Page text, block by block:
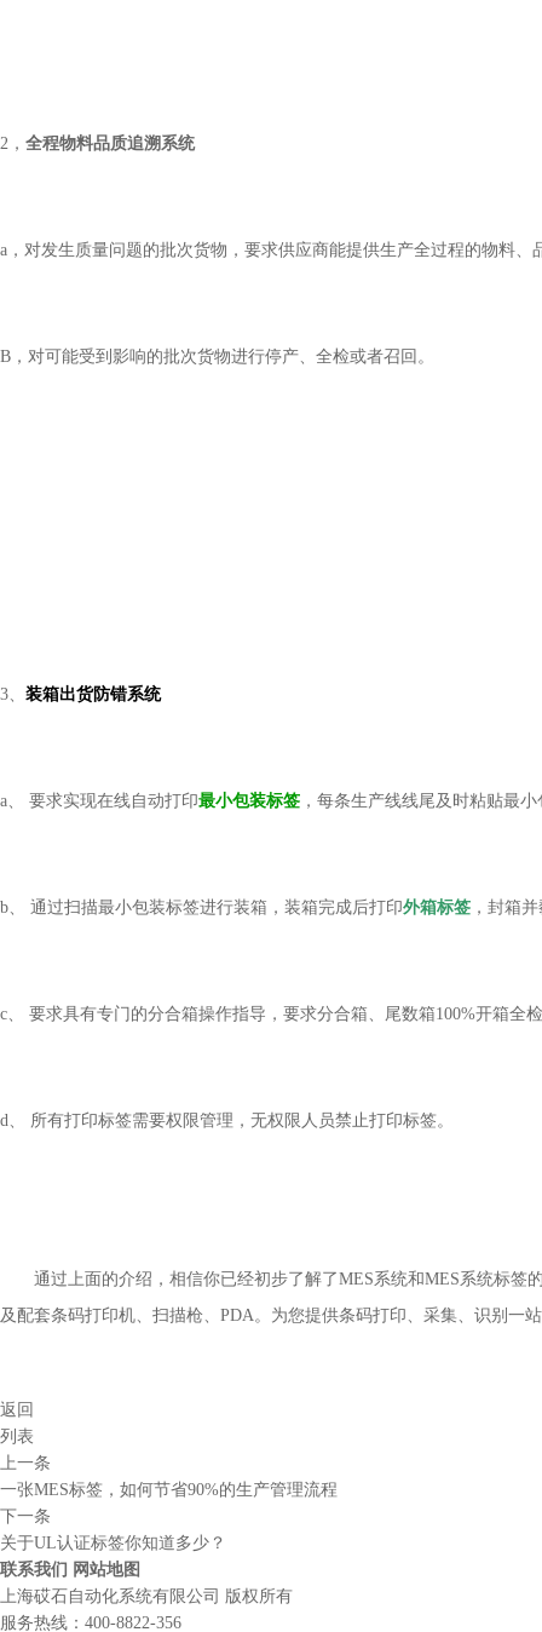
2， 全程物料品质追溯系统
a，对发生质量问题的批次货物，要求供应商能提供生产全过程的物料
B ，对可能受到影响的批次货物进行停产、全检或者召回。
3、 装箱出货防错系统
a、 要求实现在线自动打印最小包装标签 ，每条生产线线尾及时粘贴最
b、 通过扫描最小包装标签进行装箱，装箱完成后打印外箱标签 ，封箱
c、 要求具有专门的分合箱操作指导，要求分合箱、尾数箱100%开箱全
d、 所有打印标签需要权限管理，无权限人员禁止打印标签。
通过上面的介绍，相信你已经初步了解了MES系统和MES系统标签
及配套条码打印机、扫描枪、PDA 。 为您提供条码打印、采集、识别一
返回
列表
上一条
一张MES标签，如何节省90%的生产管理流程
下一条
关于UL认证标签你知道多少？
联系我们 网站地图
上海砹石自动化系统有限公司 版权所有
服务热线： 400-8822-356